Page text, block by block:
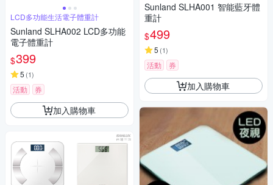
LCD多功能生活電子體重計
Sunland SLHA002 LCD多功能
電子體重計
$399
5 (1)
活動 券
加入購物車
Sunland SLHA001 智能藍牙體
重計
$499
5 (1)
活動 券
加入購物車